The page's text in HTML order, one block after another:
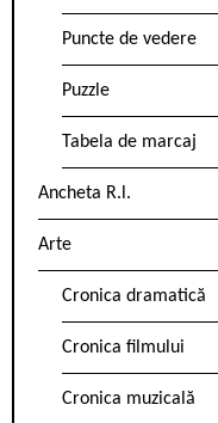
Puncte de vedere
Puzzle
Tabela de marcaj
Ancheta R.l.
Arte
Cronica dramatică
Cronica filmului
Cronica muzicală